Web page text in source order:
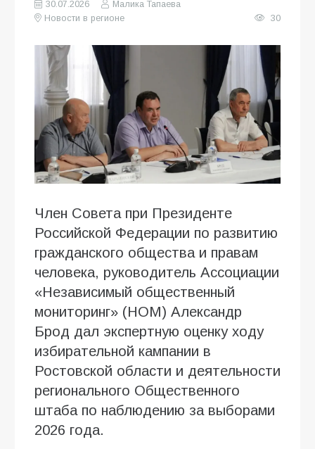
30.07.2026
Малика Тапаева
Новости в регионе
30
Член Совета при Президенте
Российской Федерации по развитию
гражданского общества и правам
человека, руководитель Ассоциации
«Независимый общественный
мониторинг» (НОМ) Александр
Брод дал экспертную оценку ходу
избирательной кампании в
Ростовской области и деятельности
регионального Общественного
штаба по наблюдению за выборами
2026 года.